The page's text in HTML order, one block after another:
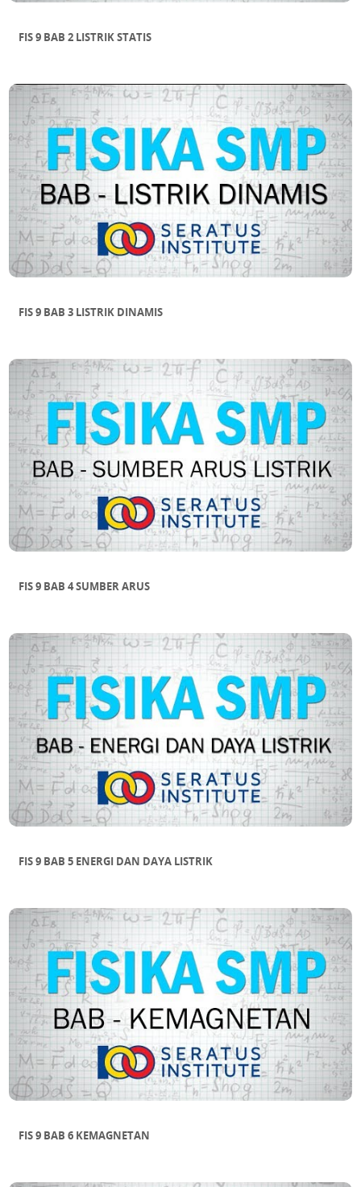
FIS 9 BAB 2 LISTRIK STATIS
FIS 9 BAB 3 LISTRIK DINAMIS
FIS 9 BAB 4 SUMBER ARUS
FIS 9 BAB 5 ENERGI DAN DAYA LISTRIK
FIS 9 BAB 6 KEMAGNETAN